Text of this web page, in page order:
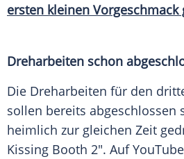
ersten kleinen Vorgeschmack
Dreharbeiten schon
Die Dreharbeiten für den
sollen bereits abgeschlossen
heimlich zur gleichen Zeit
Kissing Booth 2". AufYouTube